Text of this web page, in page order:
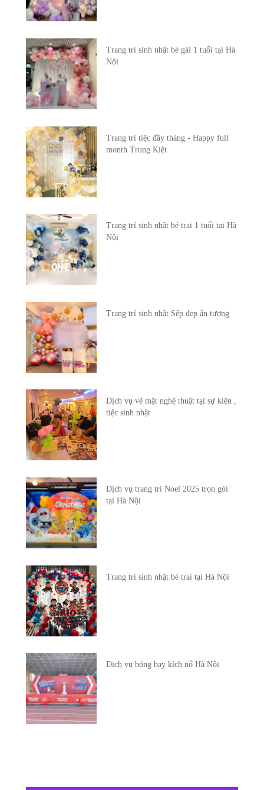
Trang trí sinh nhật bé gái 1 tuổi tại Hà
Nội
Trang trí tiệc đầy tháng - Happy full
month Trung Kiệt
Trang trí sinh nhật bé trai 1 tuổi tại Hà
Nội
Trang trí sinh nhật Sếp đẹp ấn tượng
Dịch vụ vẽ mặt nghệ thuật tại sự kiện ,
tiệc sinh nhật
Dịch vụ trang trí Noel 2025 trọn gói
tại Hà Nội
Trang trí sinh nhật bé trai tại Hà Nội
Dịch vụ bóng bay kích nổ Hà Nội